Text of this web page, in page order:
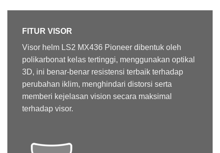
FITUR VISOR
Visor helm LS2 MX436 Pioneer dibentuk oleh
polikarbonat kelas tertinggi, menggunakan optikal
3D, ini benar-benar resistensi terbaik terhadap
perubahan iklim, menghindari distorsi serta
memberi kejelasan vision secara maksimal
terhadap visor.